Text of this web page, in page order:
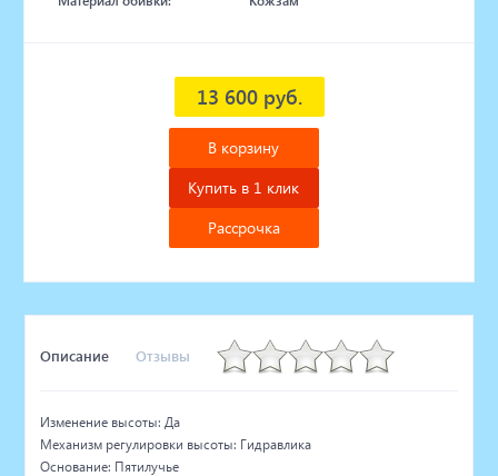
13 600 руб.
В корзину
Купить в 1 клик
Рассрочка
Описание Отзывы
Изменение высоты: Да
Механизм регулировки высоты: Гидравлика
Основание: Пятилучье